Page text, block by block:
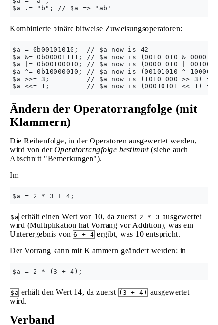
Kombinierte binäre bitweise Zuweisungsoperatoren:
$a = 0b00101010;  // $a now is 42
$a &= 0b00001111; // $a now is (00101010 &
$a |= 0b00100010; // $a now is (00001010 |
$a ^= 0b10000010; // $a now is (00101010 ^
$a >>= 3;         // $a now is (10101000 >> 3)
Ändern der Operatorrangfolge (mit
Klammern)
Die Reihenfolge, in der Operatoren ausgewertet werden,
wird von der Operatorrangfolge bestimmt(siehe auch
Abschnitt "Bemerkungen").
Im
$a erhält einen Wert von 10, da zuerst 2 * 3 ausgewertet
wird (Multiplikation hat Vorrang vor Addition), was ein
Unterergebnis von 6 + 4 ergibt, was 10 entspricht.
Der Vorrang kann mit Klammern geändert werden: in
$a erhält den Wert 14, da zuerst (3 + 4) ausgewertet
wird.
Verband